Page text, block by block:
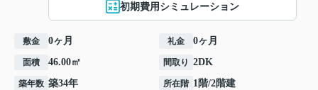
初期費用シミュレーション
敷金 0ヶ月 礼金 0ヶ月
面積 46.00㎡ 間取り 2DK
築年数 築34年 所在階 1階/2階建